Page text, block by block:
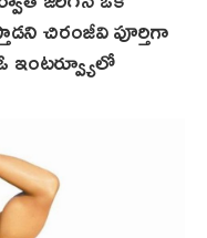
చిరంజీవి పూర్తిగా